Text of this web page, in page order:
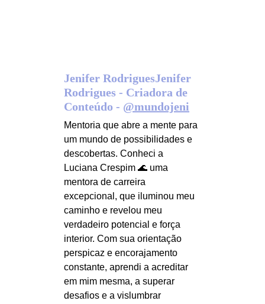
Jenifer RodriguesJenifer
Rodrigues - Criadora de
Conteúdo - @mundojeni
Mentoria que abre a mente para
um mundo de possibilidades e
descobertas. Conheci a
Luciana Crespim 🌊 uma
mentora de carreira
excepcional, que iluminou meu
caminho e revelou meu
verdadeiro potencial e força
interior. Com sua orientação
perspicaz e encorajamento
constante, aprendi a acreditar
em mim mesma, a superar
desafios e a vislumbrar